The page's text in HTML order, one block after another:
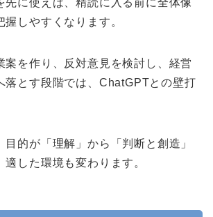
握しやすくなります。
案を作り、反対意見を検討し、経営
落とす段階では、ChatGPTとの壁打
目的が「理解」から「判断と創造」
した環境も変わります。